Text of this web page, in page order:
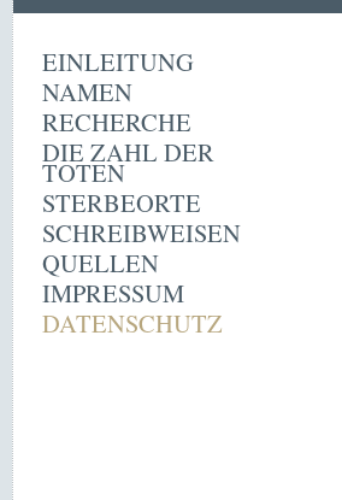
EINLEITUNG
NAMEN
RECHERCHE
DIE ZAHL DER
TOTEN
STERBEORTE
SCHREIBWEISEN
QUELLEN
IMPRESSUM
DATENSCHUTZ